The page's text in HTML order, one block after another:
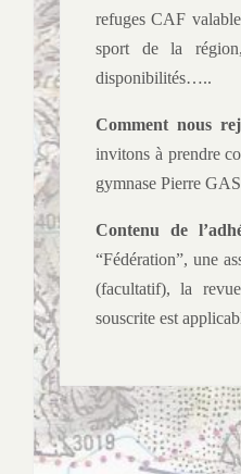
refuges CAF
sport de la
disponibilités…..
Comment nous
invitons à prendre
gymnase Pierre
Contenu de
“Fédération”, une
(facultatif), la
souscrite est